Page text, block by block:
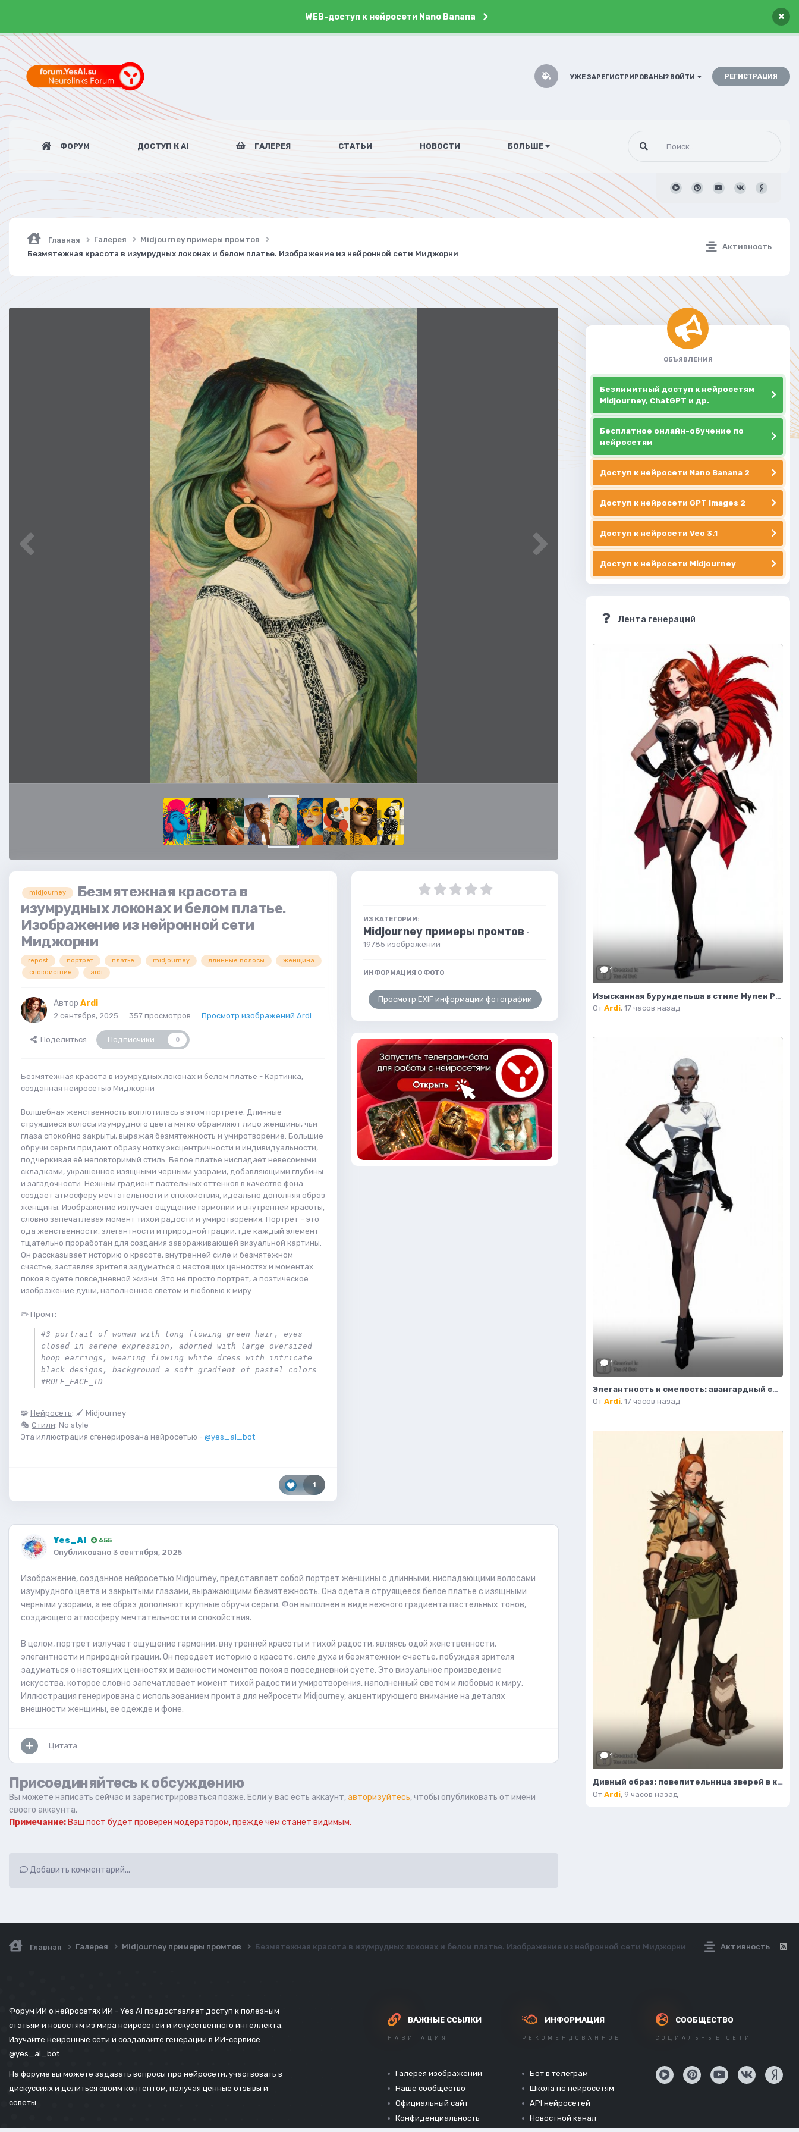
WEB-доступ к нейросети Nano Banana ×
УЖЕ ЗАРЕГИСТРИРОВАНЫ? ВОЙТИ РЕГИСТРАЦИЯ
ФОРУМ ДОСТУП К AI ГАЛЕРЕЯ СТАТЬИ НОВОСТИ БОЛЬШЕ
Активность
Главная Галерея
Midjourney примеры промтов
Безмятежная красота в изумрудных локонах и белом платье. Изображение из нейронной сети Миджорни
midjourney
Безмятежная красота в
изумрудных локонах и белом платье.
Изображение из нейронной сети
Миджорни
repost портрет платье midjourney длинные волосы
женщина
спокойствие
ardi
Автор Ardi
2 сентября, 2025 357 просмотров Просмотр изображений Ardi
Поделиться Подписчики 0
Безмятежная красота в изумрудных локонах и белом платье - Картинка,
созданная нейросетью Миджорни
Волшебная женственность воплотилась в этом портрете. Длинные
струящиеся волосы изумрудного цвета мягко обрамляют лицо женщины, чьи
глаза спокойно закрыты, выражая безмятежность и умиротворение. Большие
обручи серьги придают образу нотку эксцентричности и индивидуальности,
подчеркивая её неповторимый стиль. Белое платье ниспадает невесомыми
складками, украшенное изящными черными узорами, добавляющими глубины
и загадочности. Нежный градиент пастельных оттенков в качестве фона
создает атмосферу мечтательности и спокойствия, идеально дополняя образ
женщины. Изображение излучает ощущение гармонии и внутренней красоты,
словно запечатлевая момент тихой радости и умиротворения. Портрет – это
ода женственности, элегантности и природной грации, где каждый элемент
тщательно проработан для создания завораживающей визуальной картины.
Он рассказывает историю о красоте, внутренней силе и безмятежном
счастье, заставляя зрителя задуматься о настоящих ценностях и моментах
покоя в суете повседневной жизни. Это не просто портрет, а поэтическое
изображение души, наполненное светом и любовью к миру
✏️ Промт:
#3 portrait of woman with long flowing green hair, eyes
closed in serene expression, adorned with large oversized
hoop earrings, wearing flowing white dress with intricate
black designs, background a soft gradient of pastel colors
#ROLE_FACE_ID
🧩 Нейросеть: 🖌 Midjourney
🎭 Стили: No style
Эта иллюстрация сгенерирована нейросетью - @yes_ai_bot
1
ИЗ КАТЕГОРИИ:
Midjourney примеры промтов ·
19785 изображений
ИНФОРМАЦИЯ О ФОТО
Просмотр EXIF информации фотографии
Yes_Ai 655
Опубликовано 3 сентября, 2025
Изображение, созданное нейросетью Midjourney, представляет собой портрет женщины с длинными, ниспадающими волосами
изумрудного цвета и закрытыми глазами, выражающими безмятежность. Она одета в струящееся белое платье с изящными
черными узорами, а ее образ дополняют крупные обручи серьги. Фон выполнен в виде нежного градиента пастельных тонов,
создающего атмосферу мечтательности и спокойствия.
В целом, портрет излучает ощущение гармонии, внутренней красоты и тихой радости, являясь одой женственности,
элегантности и природной грации. Он передает историю о красоте, силе духа и безмятежном счастье, побуждая зрителя
задуматься о настоящих ценностях и важности моментов покоя в повседневной суете. Это визуальное произведение
искусства, которое словно запечатлевает момент тихой радости и умиротворения, наполненный светом и любовью к миру.
Иллюстрация генерирована с использованием промта для нейросети Midjourney, акцентирующего внимание на деталях
внешности женщины, ее одежде и фоне.
Цитата
Присоединяйтесь к обсуждению
Вы можете написать сейчас и зарегистрироваться позже. Если у вас есть аккаунт,авторизуйтесь, чтобы опубликовать от имени
своего аккаунта.
Примечание: Ваш пост будет проверен модератором, прежде чем станет видимым.
Добавить комментарий...
ОБЪЯВЛЕНИЯ
Безлимитный доступ к нейросетям
Midjourney, ChatGPT и др.
Бесплатное онлайн-обучение по
нейросетям
Доступ к нейросети Nano Banana 2
Доступ к нейросети GPT Images 2
Доступ к нейросети Veo 3.1
Доступ к нейросети Midjourney
Лента генераций
1
Изысканная бурундельша в стиле Мулен Руж: завораживающая мода и красота. Генерация из нейронной сети Flux 1
От Ardi, 17 часов назад
1
Элегантность и смелость: авангардный силуэт в стиле высокой моды. Генерация из нейросети Flux 1
От Ardi, 17 часов назад
1
Дивный образ: повелительница зверей в кожаном корсете и зеленой юбке. Изображение из нейронной сети Flux Ai
От Ardi, 9 часов назад
Активность
Главная Галерея Midjourney примеры промтов Безмятежная красота в изумрудных локонах и белом платье. Изображение из нейронной сети Миджорни
Форум ИИ о нейросетях ИИ - Yes Ai предоставляет доступ к полезным
статьям и новостям из мира нейросетей и искусственного интеллекта.
Изучайте нейронные сети и создавайте генерации в ИИ-сервисе
@yes_ai_bot
На форуме вы можете задавать вопросы про нейросети, участвовать в
дискуссиях и делиться своим контентом, получая ценные отзывы и
советы.
ВАЖНЫЕ ССЫЛКИ
НАВИГАЦИЯ
Галерея изображений
Наше сообщество
Официальный сайт
Конфиденциальность
ИНФОРМАЦИЯ
РЕКОМЕНДОВАННОЕ
Бот в телеграм
Школа по нейросетям
API нейросетей
Новостной канал
СООБЩЕСТВО
СОЦИАЛЬНЫЕ СЕТИ